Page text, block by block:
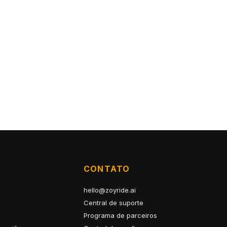
CONTATO
hello@zoyride.ai
Central de suporte
Programa de parceiros